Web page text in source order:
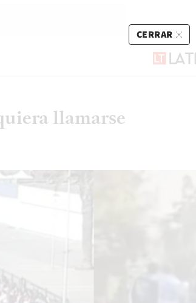
CERRAR
llamarse